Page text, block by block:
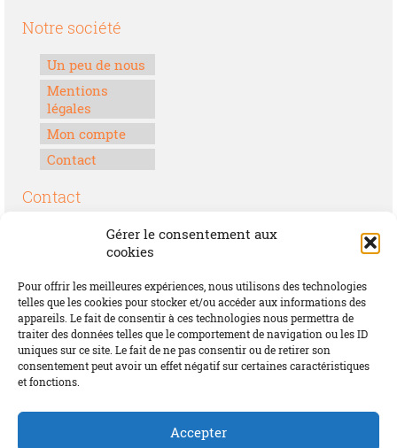
Gérer le consentement aux
cookies
Pour offrir les meilleures expériences, nous utilisons des technologies
telles que les cookies pour stocker et/ou accéder aux informations des
appareils. Le fait de consentir à ces technologies nous permettra de
traiter des données telles que le comportement de navigation ou les ID
uniques sur ce site. Le fait de ne pas consentir ou de retirer son
consentement peut avoir un effet négatif sur certaines caractéristiques
et fonctions.
Accepter
Notre société
Un peu de nous
Mentions
légales
Mon compte
Contact
Contact
Boulevard Félix Houphouët-Boigny
contact@offrirdubonheur.com
Blog